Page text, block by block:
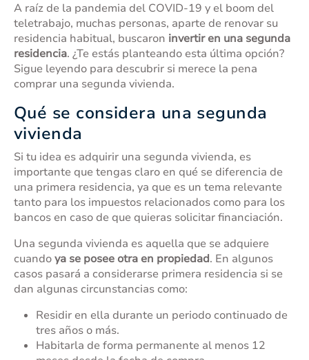
A raíz de la pandemia del COVID-19 y el boom del
teletrabajo, muchas personas, aparte de renovar su
residencia habitual, buscaron invertir en una segunda
residencia. ¿Te estás planteando esta última opción?
Sigue leyendo para descubrir si merece la pena
comprar una segunda vivienda.
Qué se considera una segunda
vivienda
Si tu idea es adquirir una segunda vivienda, es
importante que tengas claro en qué se diferencia de
una primera residencia, ya que es un tema relevante
tanto para los impuestos relacionados como para los
bancos en caso de que quieras solicitar financiación.
Una segunda vivienda es aquella que se adquiere
cuandoya se posee otra en propiedad. En algunos
casos pasará a considerarse primera residencia si se
dan algunas circunstancias como:
Residir en ella durante un periodo continuado de
tres años o más.
Habitarla de forma permanente al menos 12